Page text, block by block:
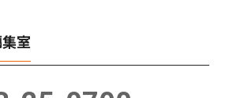
室